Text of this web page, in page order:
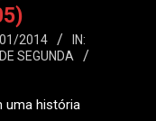
2014
IN:
SEGUNDA
uma história